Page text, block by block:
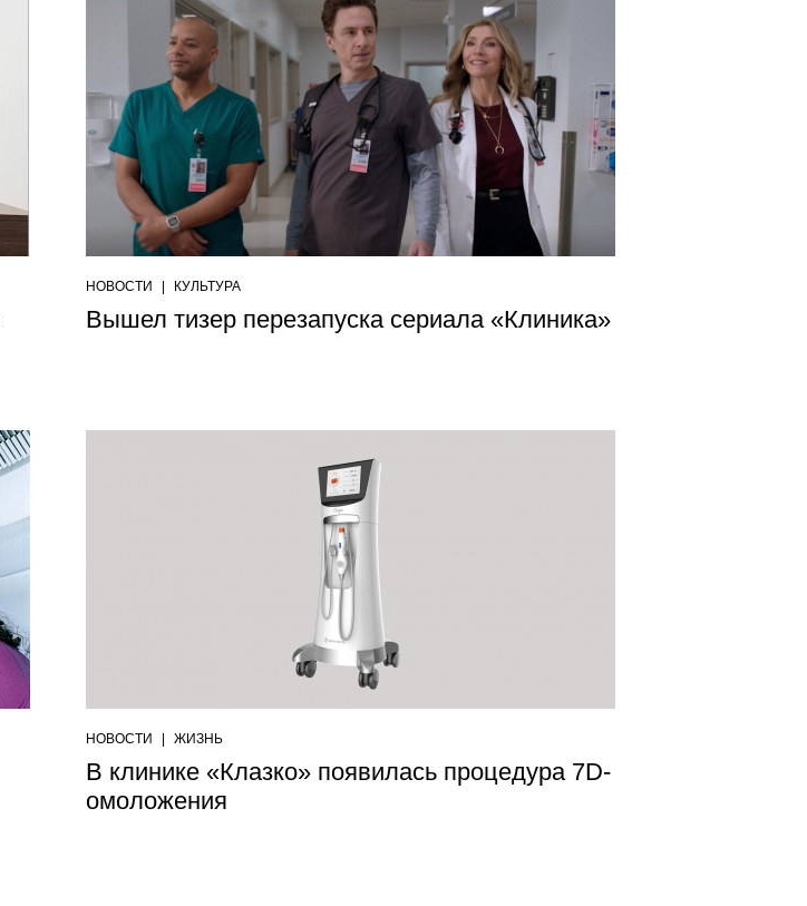
НОВОСТИ КУЛЬТУРА
Вышел тизер перезапуска сериала «Клиника»
НОВОСТИ ЖИЗНЬ
В клинике «Клазко» появилась процедура 7D-
омоложения